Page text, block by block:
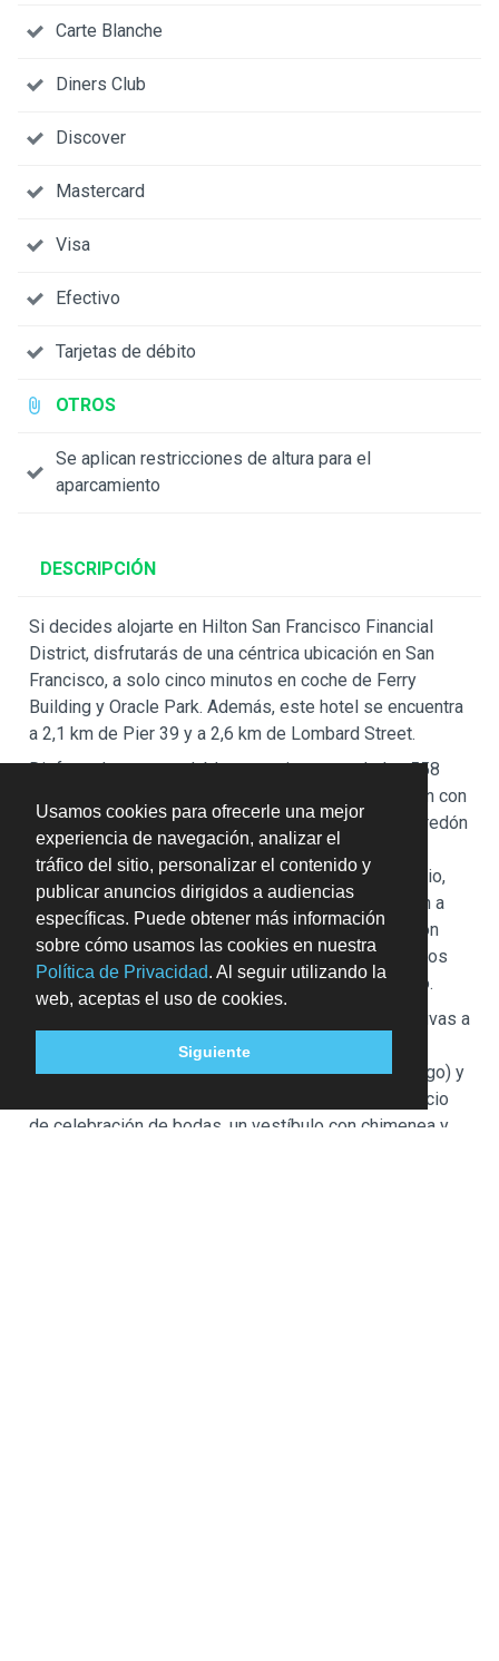
Usamos cookies para ofrecerle una mejor
experiencia de navegación, analizar el
tráfico del sitio, personalizar el contenido y
publicar anuncios dirigidos a audiencias
específicas. Puede obtener más información
sobre cómo usamos las cookies en nuestra
Política de Privacidad. Al seguir utilizando la
web, aceptas el uso de cookies.
Siguiente
Carte Blanche
Diners Club
Discover
Mastercard
Visa
Efectivo
Tarjetas de débito
OTROS
Se aplican restricciones de altura para el
aparcamiento
DESCRIPCIÓN
Si decides alojarte en Hilton San Francisco Financial
District, disfrutarás de una céntrica ubicación en San
Francisco, a solo cinco minutos en coche de Ferry
Building y Oracle Park. Además, este hotel se encuentra
a 2,1 km de Pier 39 y a 2,6 km de Lombard Street.
Disfruta de una agradable estancia en una de las 558
habitaciones con televisión LCD. Las camas cuentan con
colchones con una capa de acolchado adicional, edredón
de plumas y ropa de cama de alta calidad para
descansar plácidamente. Para los momentos de ocio,
tienes un televisor con canales digitales y conexión a
Internet por cable y wifi de pago. El baño privado con
ducha y bañera combinadas está provisto de artículos
de higiene personal de diseño y secadores de pelo.
Con gimnasio y muchas otras instalaciones recreativas a
tu disposición, no te quedará ni un minuto libre.
Encontrarás también conexión a Internet wifi (de pago) y
servicios de conserjería. Encontrarás también servicio
de celebración de bodas, un vestíbulo con chimenea y